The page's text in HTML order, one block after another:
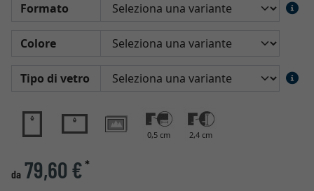
Formato
Colore
Tipo di vetro
0,5 cm 2,4 cm
da 79,60 €*